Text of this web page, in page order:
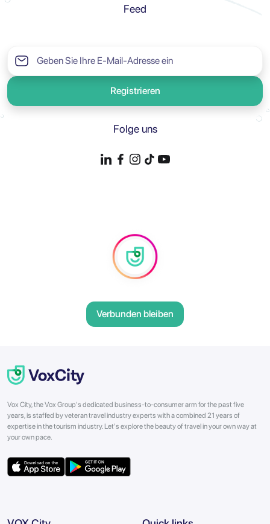
Feed
Registrieren
Folge uns
Verbunden bleiben
Vox City, the Vox Group's dedicated business-to-consumer arm for the past five
years, is staffed by veteran travel industry experts with a combined 21 years of
expertise in the tourism industry. Let's explore the beauty of travel in your own way at
your own pace.